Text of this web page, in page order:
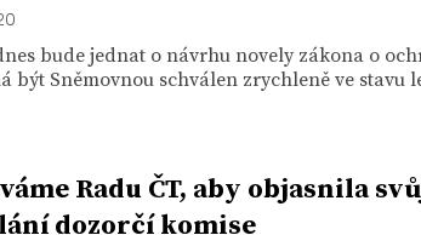
bude jednat o návrhu novely zákona o
být Sněmovnou schválen zrychleně ve stavu
Radu ČT, aby objasnila
dozorčí komise